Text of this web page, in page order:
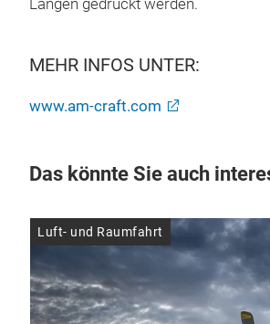
Längen gedruckt werden.
MEHR INFOS UNTER:
www.am-craft.com
Das könnte Sie auch
Luft- und Raumfahrt